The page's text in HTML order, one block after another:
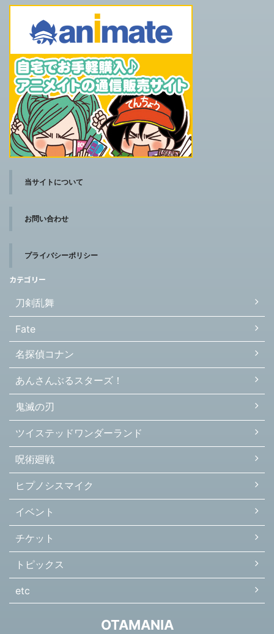
当サイトについて
お問い合わせ
プライバシーポリシー
カテゴリー
刀剣乱舞
Fate
名探偵コナン
あんさんぶるスターズ！
鬼滅の刃
ツイステッドワンダーランド
呪術廻戦
ヒプノシスマイク
イベント
チケット
トピックス
etc
OTAMANIA